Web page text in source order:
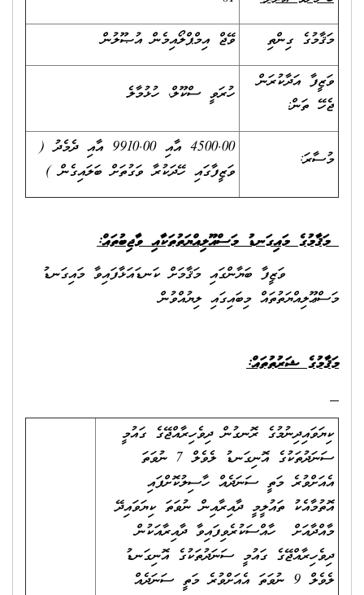
މަޤާމުގެ ގިންތި
ވޭޖް އިމްޕްލޯއިމެން އުޞޫލުން
ވަޒީފާ އަދާކުރަން
ޖެހޭ ތަން:
ހުރަވީ ސްކޫލް، ހުޅުމާލެ
މުސާރަ:
4500.00 އާއި 9910.00 އާއި ދެމެދު (
ވަޒީފާގައި ހޭދަކުރާ ވަގުތަށް ބަލައިގެން )
މަޤާމުގެ މައިގަނޑު މަސްއޫލިއްޔަތުތަކާއި ވާޖިބުތައް:
ވަޒީފާ ބަޔާންގައި މަޤާމަށް ކަނޑައަޅާފައިވާ މައިގަނޑު
މަސްޢޫލިއްޔަތުތައް މިބައިގައި ލިޔުއްވުން
މަޤާމުގެ ޝަރުތުތައް:
ކިޔަވައިދިނުމުގެ ރޮނގުން ދިވެހިރާއްޖޭގެ ގައުމީ
ސަނަދުތަކުގެ އޮނިގަނޑު ލެވެލް 7 ނުވަތަ
އެއަށްވުރެ މަތީ ސަނަދެއް ހާސިލުކޮށްފައި
އޮތުމާއެކު ތައުލީމީ ދާއިރާއިން ނުވަތަ ކިޔަވައިދޭ
މާއްދާއަށް ހާއްސަކުރެވިފައިވާ ދާއިރާއަކުން
ދިވެހިރާއްޖޭގެ ގައުމީ ސަނަދުތަކުގެ އޮނިގަނޑު
ލެވެލް 9 ނުވަތަ އެއަށްވުރެ މަތީ ސަނަދެއް